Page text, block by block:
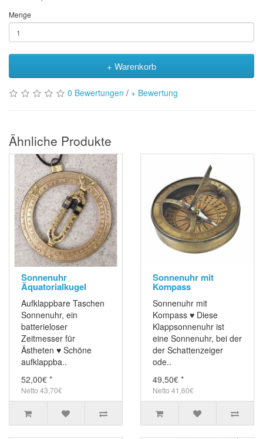
Menge
+ Warenkorb
0 Bewertungen / + Bewertung
Ähnliche Produkte
Sonnenuhr
Äquatorialkugel
Aufklappbare Taschen
Sonnenuhr, ein
batterieloser
Zeitmesser für
Ästheten ♥ Schöne
aufklappba..
52,00€ *
Netto 43,70€
Sonnenuhr mit
Kompass
Sonnenuhr mit
Kompass ♥ Diese
Klappsonnenuhr ist
eine Sonnenuhr, bei der
der Schattenzeiger
ode..
49,50€ *
Netto 41,60€